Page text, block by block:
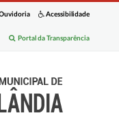
Acessibilidade
Portal da Transparência